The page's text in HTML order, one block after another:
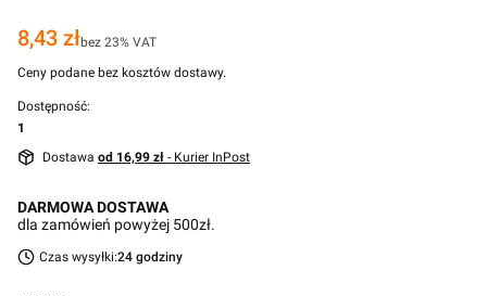
Cena
8,43 złbez 23% VAT
Ceny podane bez kosztów dostawy.
Dostępność:
1
Dostawa od 16,99 zł - Kurier InPost
DARMOWA DOSTAWA
dla zamówień powyżej 500zł.
Czas wysyłki:24 godziny